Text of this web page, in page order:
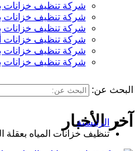
شركة تنظيف خزانات
شركة تنظيف خزانات
شركة تنظيف خزانات
شركة تنظيف خزانات
شركة تنظيف خزانات
شركة تنظيف خزانات
البحث عن:
آخر الأخبار
الرئيسية
تنظيف خزانات المياه بعقلة